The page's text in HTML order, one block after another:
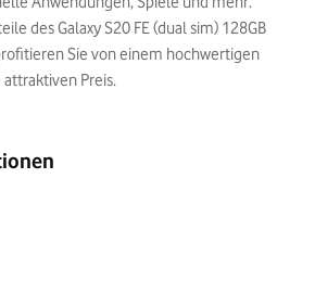
des Galaxy S20 FE (dual sim) 128GB
Sie von einem hochwertigen
Preis.